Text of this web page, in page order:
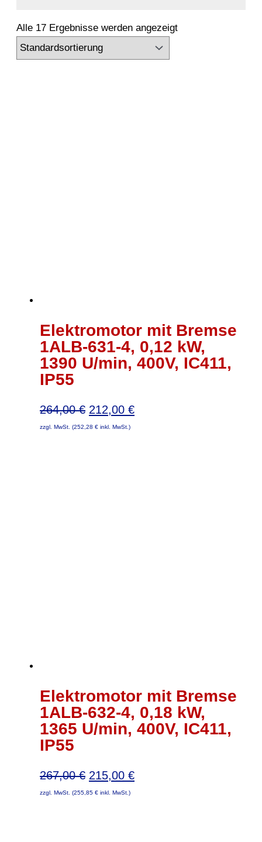
Alle 17 Ergebnisse werden angezeigt
Elektromotor mit Bremse
1ALB-631-4, 0,12 kW,
1390 U/min, 400V, IC411,
IP55
264,00€ Ursprünglicher
Preis
212,00 €Aktueller
zzgl. MwSt. (252,28 € inkl. MwSt.)
Elektromotor mit Bremse
1ALB-632-4, 0,18 kW,
1365 U/min, 400V, IC411,
IP55
267,00€ Ursprünglicher
Preis
215,00 €Aktueller
zzgl. MwSt. (255,85 € inkl. MwSt.)